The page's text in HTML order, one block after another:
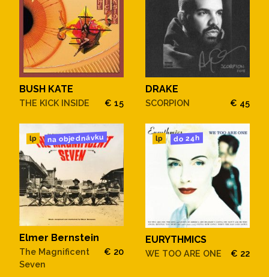
BUSH KATE
THE KICK INSIDE € 15
DRAKE
SCORPION € 45
lp na objednávku
Elmer Bernstein
The Magnificent
Seven
€ 20
lp do 24h
EURYTHMICS
WE TOO ARE ONE € 22